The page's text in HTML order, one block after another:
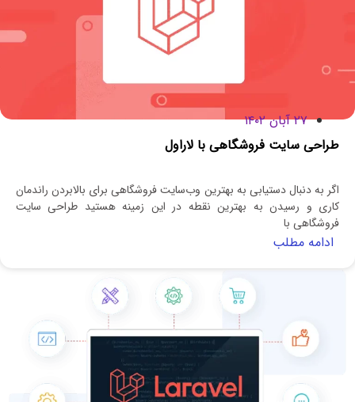
۲۷ آبان ۱۴۰۲
طراحی سایت فروشگاهی با لاراول
اگر به دنبال دستیابی به بهترین وب‌سایت فروشگاهی برای بالابردن راندمان
کاری و رسیدن به بهترین نقطه در این زمینه هستید طراحی سایت
فروشگاهی با
ادامه مطلب